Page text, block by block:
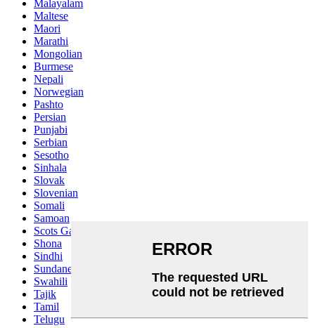
Malayalam
Maltese
Maori
Marathi
Mongolian
Burmese
Nepali
Norwegian
Pashto
Persian
Punjabi
Serbian
Sesotho
Sinhala
Slovak
Slovenian
Somali
Samoan
Scots Gaelic
Shona
Sindhi
Sundanese
Swahili
Tajik
Tamil
Telugu